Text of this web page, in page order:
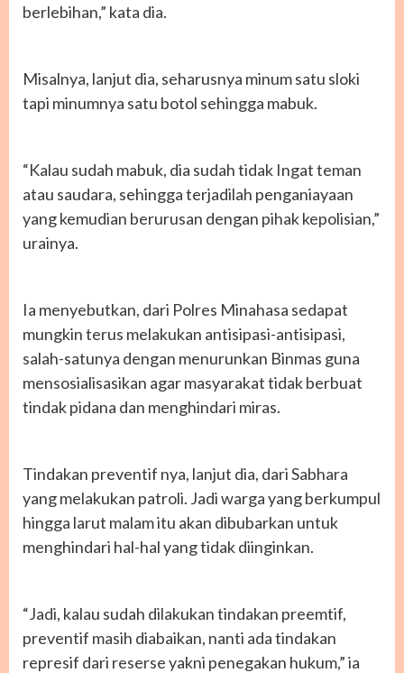
berlebihan,” kata dia.
Misalnya, lanjut dia, seharusnya minum satu sloki
tapi minumnya satu botol sehingga mabuk.
“Kalau sudah mabuk, dia sudah tidak Ingat teman
atau saudara, sehingga terjadilah penganiayaan
yang kemudian berurusan dengan pihak kepolisian,”
urainya.
Ia menyebutkan, dari Polres Minahasa sedapat
mungkin terus melakukan antisipasi-antisipasi,
salah-satunya dengan menurunkan Binmas guna
mensosialisasikan agar masyarakat tidak berbuat
tindak pidana dan menghindari miras.
Tindakan preventif nya, lanjut dia, dari Sabhara
yang melakukan patroli. Jadi warga yang berkumpul
hingga larut malam itu akan dibubarkan untuk
menghindari hal-hal yang tidak diinginkan.
“Jadi, kalau sudah dilakukan tindakan preemtif,
preventif masih diabaikan, nanti ada tindakan
represif dari reserse yakni penegakan hukum,” ia